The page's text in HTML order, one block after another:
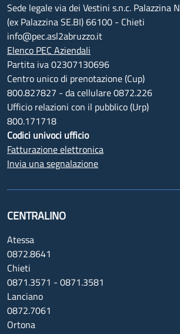
Sede legale via dei Vestini s.n.c. Palazzina N
(ex Palazzina SE.BI) 66100 - Chieti
info@pec.asl2abruzzo.it
Elenco PEC Aziendali
Partita iva 02307130696
Centro unico di prenotazione (Cup)
800.827827 - da cellulare 0872.226
Ufficio relazioni con il pubblico (Urp)
800.171718
Codici univoci ufficio
Fatturazione elettronica
Invia una segnalazione
CENTRALINO
Atessa
0872.8641
Chieti
0871.3571 - 0871.3581
Lanciano
0872.7061
Ortona